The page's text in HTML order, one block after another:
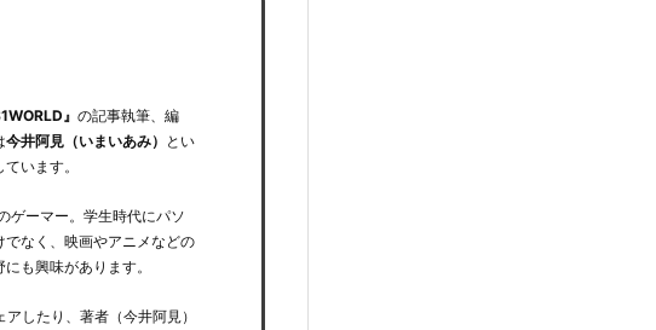
』 の記事執筆、編
今井阿見（いまいあみ） とい
います。
ゲーマー。学生時代にパソ
なく、映画やアニメなどの
も興味があります。
したり、著者（今井阿見）